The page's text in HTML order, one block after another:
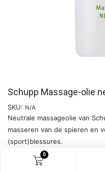
0
Schupp Massage-olie
SKU: N/A
Neutrale massageolie van
masseren van de spieren en
(sport)blessures.